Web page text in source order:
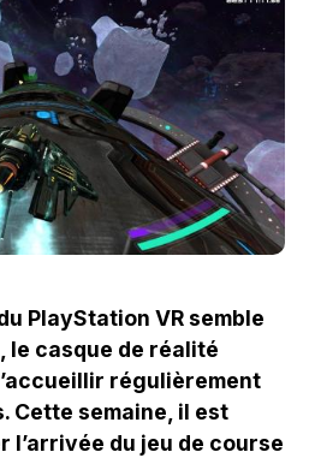
PlayStation VR semble
le casque de réalité
régulièrement
Cette semaine, il est
l’arrivée du jeu de course